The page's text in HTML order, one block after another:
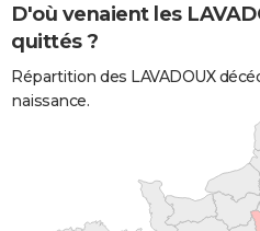
D'où venaient les
quittés ?
Répartition des LAVADOUX
naissance.